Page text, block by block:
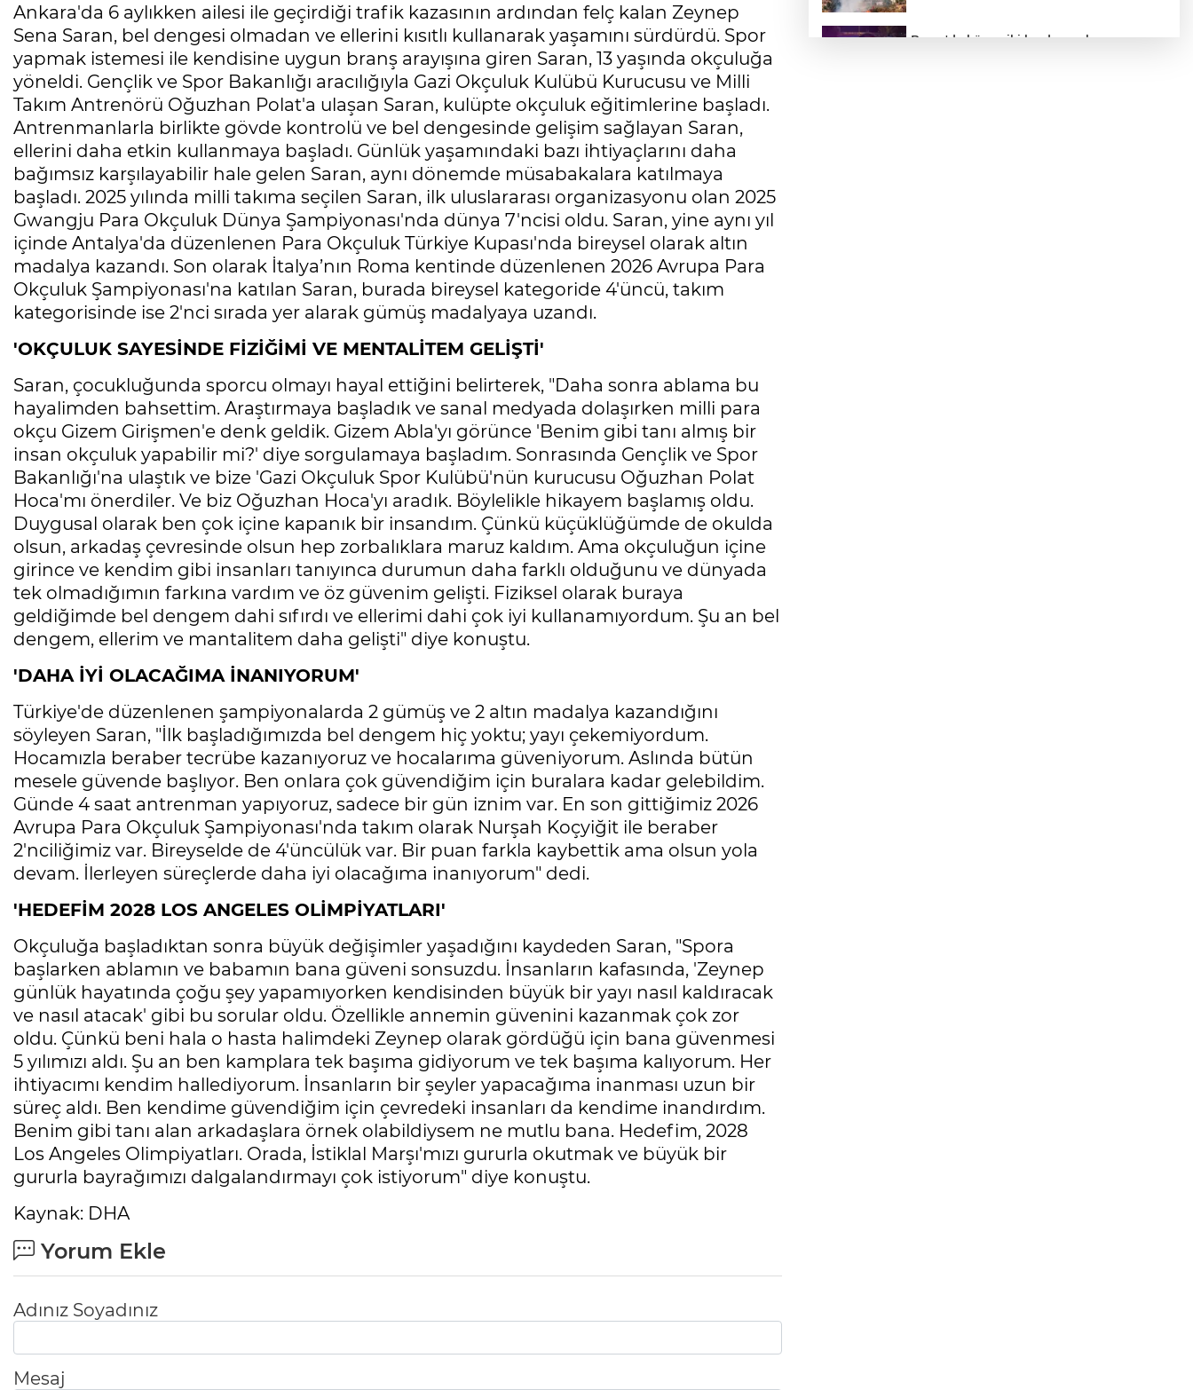
Ankara'da 6 aylıkken ailesi ile geçirdiği trafik kazasının ardından felç kalan Zeynep
Sena Saran, bel dengesi olmadan ve ellerini kısıtlı kullanarak yaşamını sürdürdü. Spor
yapmak istemesi ile kendisine uygun branş arayışına giren Saran, 13 yaşında okçuluğa
yöneldi. Gençlik ve Spor Bakanlığı aracılığıyla Gazi Okçuluk Kulübü Kurucusu ve Milli
Takım Antrenörü Oğuzhan Polat'a ulaşan Saran, kulüpte okçuluk eğitimlerine başladı.
Antrenmanlarla birlikte gövde kontrolü ve bel dengesinde gelişim sağlayan Saran,
ellerini daha etkin kullanmaya başladı. Günlük yaşamındaki bazı ihtiyaçlarını daha
bağımsız karşılayabilir hale gelen Saran, aynı dönemde müsabakalara katılmaya
başladı. 2025 yılında milli takıma seçilen Saran, ilk uluslararası organizasyonu olan 2025
Gwangju Para Okçuluk Dünya Şampiyonası'nda dünya 7'ncisi oldu. Saran, yine aynı yıl
içinde Antalya'da düzenlenen Para Okçuluk Türkiye Kupası'nda bireysel olarak altın
madalya kazandı. Son olarak İtalya’nın Roma kentinde düzenlenen 2026 Avrupa Para
Okçuluk Şampiyonası'na katılan Saran, burada bireysel kategoride 4'üncü, takım
kategorisinde ise 2'nci sırada yer alarak gümüş madalyaya uzandı.
'OKÇULUK SAYESİNDE FİZİĞİMİ VE MENTALİTEM GELİŞTİ'
Saran, çocukluğunda sporcu olmayı hayal ettiğini belirterek, "Daha sonra ablama bu
hayalimden bahsettim. Araştırmaya başladık ve sanal medyada dolaşırken milli para
okçu Gizem Girişmen'e denk geldik. Gizem Abla'yı görünce 'Benim gibi tanı almış bir
insan okçuluk yapabilir mi?' diye sorgulamaya başladım. Sonrasında Gençlik ve Spor
Bakanlığı'na ulaştık ve bize 'Gazi Okçuluk Spor Kulübü'nün kurucusu Oğuzhan Polat
Hoca'mı önerdiler. Ve biz Oğuzhan Hoca'yı aradık. Böylelikle hikayem başlamış oldu.
Duygusal olarak ben çok içine kapanık bir insandım. Çünkü küçüklüğümde de okulda
olsun, arkadaş çevresinde olsun hep zorbalıklara maruz kaldım. Ama okçuluğun içine
girince ve kendim gibi insanları tanıyınca durumun daha farklı olduğunu ve dünyada
tek olmadığımın farkına vardım ve öz güvenim gelişti. Fiziksel olarak buraya
geldiğimde bel dengem dahi sıfırdı ve ellerimi dahi çok iyi kullanamıyordum. Şu an bel
dengem, ellerim ve mantalitem daha gelişti" diye konuştu.
'DAHA İYİ OLACAĞIMA İNANIYORUM'
Türkiye'de düzenlenen şampiyonalarda 2 gümüş ve 2 altın madalya kazandığını
söyleyen Saran, "İlk başladığımızda bel dengem hiç yoktu; yayı çekemiyordum.
Hocamızla beraber tecrübe kazanıyoruz ve hocalarıma güveniyorum. Aslında bütün
mesele güvende başlıyor. Ben onlara çok güvendiğim için buralara kadar gelebildim.
Günde 4 saat antrenman yapıyoruz, sadece bir gün iznim var. En son gittiğimiz 2026
Avrupa Para Okçuluk Şampiyonası'nda takım olarak Nurşah Koçyiğit ile beraber
2'nciliğimiz var. Bireyselde de 4'üncülük var. Bir puan farkla kaybettik ama olsun yola
devam. İlerleyen süreçlerde daha iyi olacağıma inanıyorum" dedi.
'HEDEFİM 2028 LOS ANGELES OLİMPİYATLARI'
Okçuluğa başladıktan sonra büyük değişimler yaşadığını kaydeden Saran, "Spora
başlarken ablamın ve babamın bana güveni sonsuzdu. İnsanların kafasında, 'Zeynep
günlük hayatında çoğu şey yapamıyorken kendisinden büyük bir yayı nasıl kaldıracak
ve nasıl atacak' gibi bu sorular oldu. Özellikle annemin güvenini kazanmak çok zor
oldu. Çünkü beni hala o hasta halimdeki Zeynep olarak gördüğü için bana güvenmesi
5 yılımızı aldı. Şu an ben kamplara tek başıma gidiyorum ve tek başıma kalıyorum. Her
ihtiyacımı kendim hallediyorum. İnsanların bir şeyler yapacağıma inanması uzun bir
süreç aldı. Ben kendime güvendiğim için çevredeki insanları da kendime inandırdım.
Benim gibi tanı alan arkadaşlara örnek olabildiysem ne mutlu bana. Hedefim, 2028
Los Angeles Olimpiyatları. Orada, İstiklal Marşı'mızı gururla okutmak ve büyük bir
gururla bayrağımızı dalgalandırmayı çok istiyorum" diye konuştu.
Kaynak: DHA
Yorum Ekle
Adınız Soyadınız
Mesaj
Bursa'da küsen iki kardeş, onları